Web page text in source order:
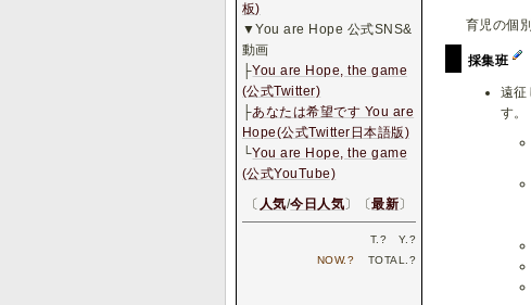
育児の個
採集班
遠征
す。
板)
▼You are Hope 公式SNS&
動画
├You are Hope, the game
(公式Twitter)
├あなたは希望です You are
Hope(公式Twitter日本語版)
└You are Hope, the game
(公式YouTube)
〔 人気/今日人気〕〔最新〕
T. ? Y. ?
NOW.? TOTAL. ?